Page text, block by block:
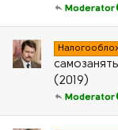
Moderator
(2019)
Moderator